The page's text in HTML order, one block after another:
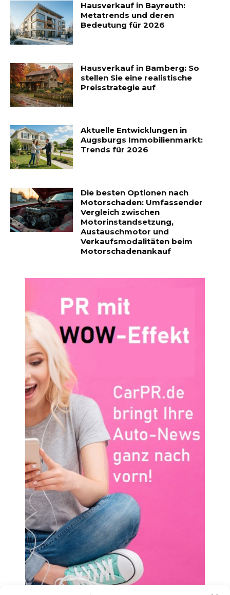
Hausverkauf in Bayreuth:
Metatrends und deren
Bedeutung für 2026
Hausverkauf in Bamberg: So
stellen Sie eine realistische
Preisstrategie auf
Aktuelle Entwicklungen in
Augsburgs Immobilienmarkt:
Trends für 2026
Die besten Optionen nach
Motorschaden: Umfassender
Vergleich zwischen
Motorinstandsetzung,
Austauschmotor und
Verkaufsmodalitäten beim
Motorschadenankauf